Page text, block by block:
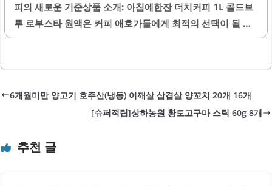
재구매율이 높은 제품입니다.또한, 커피의 품질이 뛰어나고
가성비가 우수하여 많은 소비자들에게 사랑받고 있습니다.
원두의 신선함은 커피의 맛과 향에 큰 영향을 미치며, 수달리
피의 새로운 기준상품 소개: 아침에한잔 더치커피 1L 콜드브
루 로부스타 원액은 커피 애호가들에게 최적의 선택이 될 수
있는 제품입니다. 이 제품은 고품질 로부스타 원두를 사용하
어 부드러운 맛과 향을 느낄 수 있으며, 다양한 음료로 활용할
수 있습니다.아이스커피나 라떼로 변형하여 즐길 수 있어 다
받은 날로부터 하루 전으로 설정되어 신선함을 유지하며, 방
품은 가성비가 뛰어나며, 가격 대비 맛과 품질이 우수하여 많
6개월미만 양고기 호주산(냉동) 어깨살 삼겹살 양꼬치 20개 16개
[슈퍼적립]상하농원 황토고구마 스틱 60g 8개
추천 글